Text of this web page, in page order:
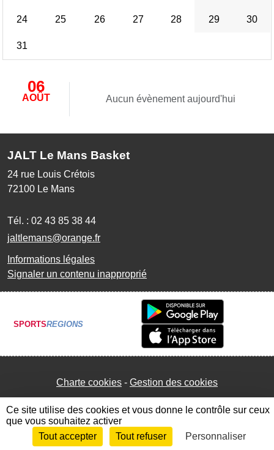
24 25 26 27 28 29 30
31
06
AOÛT Aucun évènement aujourd'hui
JALT Le Mans Basket
24 rue Louis Crétois
72100 Le Mans
Tél. : 02 43 85 38 44
jaltlemans@orange.fr
Informations légales
Signaler un contenu inapproprié
SPORTSREGIONS
Charte cookies Gestion des cookies
Envie de participer ? Connexion
Ce site utilise des cookies et vous donne le contrôle sur ceux
que vous souhaitez activer
Tout accepter
Tout refuser Personnaliser